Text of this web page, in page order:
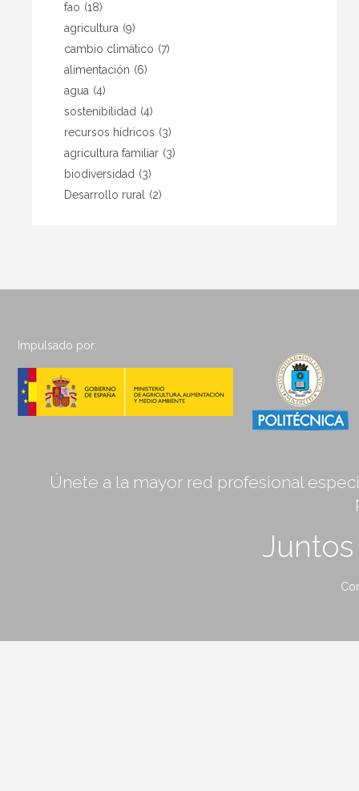
fao (18)
agricultura (9)
cambio climático (7)
alimentación (6)
agua (4)
sostenibilidad (4)
recursos hídricos (3)
agricultura familiar (3)
biodiversidad (3)
Desarrollo rural
(2)
Impulsado por:
Únete a la mayor red profesional